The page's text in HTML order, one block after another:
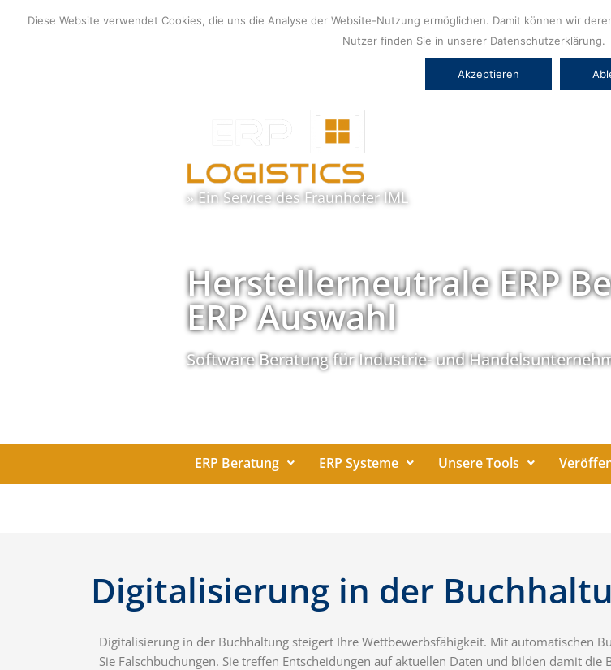
Inhalt
» Ein Service desFraunhofer IML
Herstellerneutrale ERP
ERP Auswahl
Software Beratung für Industrie- und
ERP Beratung ERP Systeme Unsere Tools
Digitalisierung in der
Digitalisierung in der Buchhaltung steigert Ihre Wettbewerbsfähigkeit. Mit automatischen
Sie Falschbuchungen. Sie treffen Entscheidungen auf aktuellen Daten und bilden damit
Diese Website verwendet Cookies, die uns die Analyse der Website-Nutzung ermöglichen. Damit können wir
Nutzer finden Sie in unserer Datenschutzerklärung.
Akzeptieren